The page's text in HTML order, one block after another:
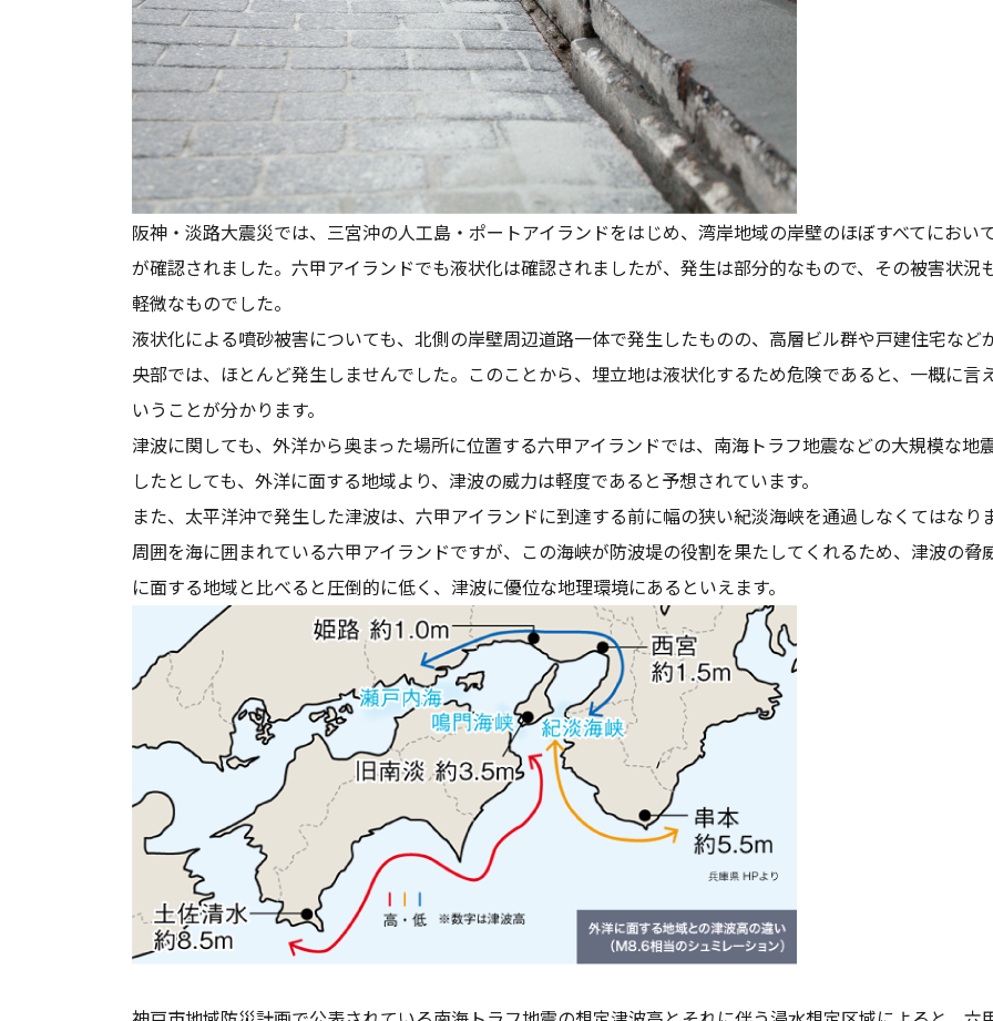
阪神・淡路大震災では、三宮沖の人工島・ポートアイランドをはじめ、湾岸地域の岸壁のほぼすべてにおい
が確認されました。六甲アイランドでも液状化は確認されましたが、発生は部分的なもので、その被害状況
軽微なものでした。
液状化による噴砂被害についても、北側の岸壁周辺道路一体で発生したものの、高層ビル群や戸建住宅など
央部では、ほとんど発生しませんでした。このことから、埋立地は液状化するため危険であると、一概に言
いうことが分かります。
津波に関しても、外洋から奥まった場所に位置する六甲アイランドでは、南海トラフ地震などの大規模な地
したとしても、外洋に面する地域より、津波の威力は軽度であると予想されています。
また、太平洋沖で発生した津波は、六甲アイランドに到達する前に幅の狭い紀淡海峡を通過しなくてはなり
周囲を海に囲まれている六甲アイランドですが、この海峡が防波堤の役割を果たしてくれるため、津波の脅
に面する地域と比べると圧倒的に低く、津波に優位な地理環境にあるといえます。